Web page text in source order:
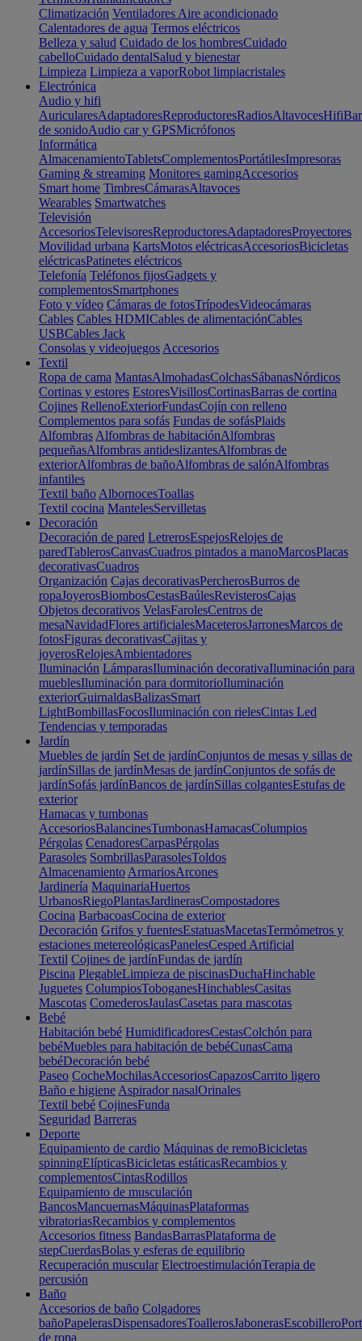
Climatización Ventiladores Aire acondicionado
Calentadores de agua Termos eléctricos
Belleza y salud Cuidado de los hombresCuidado
cabelloCuidado dentalSalud y bienestar
Limpieza Limpieza a vaporRobot limpiacristales
Electrónica
Audio y hifi
AuricularesAdaptadoresReproductoresRadiosAltavocesHifi
de sonidoAudio car y GPSMicrófonos
Informática
AlmacenamientoTabletsComplementosPortátilesImpresoras
Gaming & streaming Monitores gamingAccesorios
Smart home TimbresCámarasAltavoces
Wearables Smartwatches
Televisión
AccesoriosTelevisoresReproductoresAdaptadoresProyectores
Movilidad urbana KartsMotos eléctricasAccesoriosBicicletas
eléctricasPatinetes eléctricos
Telefonía Teléfonos fijosGadgets y
complementosSmartphones
Foto y vídeo Cámaras de fotosTrípodesVideocámaras
Cables Cables HDMICables de alimentaciónCables
USBCables Jack
Consolas y videojuegos Accesorios
Textil
Ropa de cama MantasAlmohadasColchasSábanasNórdicos
Cortinas y estores EstoresVisillosCortinasBarras de cortina
Cojines RellenoExteriorFundasCojín con relleno
Complementos para sofás Fundas de sofásPlaids
Alfombras Alfombras de habitaciónAlfombras
pequeñasAlfombras antideslizantesAlfombras de
exteriorAlfombras de bañoAlfombras de salónAlfombras
infantiles
Textil baño AlbornocesToallas
Textil cocina MantelesServilletas
Decoración
Decoración de pared LetrerosEspejosRelojes de
paredTablerosCanvasCuadros pintados a manoMarcosPlacas
decorativasCuadros
Organización Cajas decorativasPercherosBurros de
ropaJoyerosBiombosCestasBaúlesRevisterosCajas
Objetos decorativos VelasFarolesCentros de
mesaNavidadFlores artificialesMaceterosJarronesMarcos de
fotosFiguras decorativasCajitas y
joyerosRelojesAmbientadores
Iluminación LámparasIluminación decorativaIluminación para
mueblesIluminación para dormitorioIluminación
exteriorGuirnaldasBalizasSmart
LightBombillasFocosIluminación con rielesCintas Led
Tendencias y temporadas
Jardín
Muebles de jardín Set de jardínConjuntos de mesas y sillas de
jardínSillas de jardínMesas de jardínConjuntos de sofás de
jardínSofás jardínBancos de jardínSillas colgantesEstufas de
exterior
Hamacas y tumbonas
AccesoriosBalancinesTumbonasHamacasColumpios
Pérgolas CenadoresCarpasPérgolas
Parasoles SombrillasParasolesToldos
Almacenamiento ArmariosArcones
Jardinería MaquinariaHuertos
UrbanosRiegoPlantasJardinerasCompostadores
Cocina BarbacoasCocina de exterior
Decoración Grifos y fuentesEstatuasMacetasTermómetros y
estaciones metereológicasPanelesCesped Artificial
Textil Cojines de jardínFundas de jardín
Piscina PlegableLimpieza de piscinasDuchaHinchable
Juguetes ColumpiosToboganesHinchablesCasitas
Mascotas ComederosJaulasCasetas para mascotas
Bebé
Habitación bebé HumidificadoresCestasColchón para
bebéMuebles para habitación de bebéCunasCama
bebéDecoración bebé
Paseo CocheMochilasAccesoriosCapazosCarrito ligero
Baño e higiene Aspirador nasalOrinales
Textil bebé CojinesFunda
Seguridad Barreras
Deporte
Equipamiento de cardio Máquinas de remoBicicletas
spinningElípticasBicicletas estáticasRecambios y
complementosCintasRodillos
Equipamiento de musculación
BancosMancuernasMáquinasPlataformas
vibratoriasRecambios y complementos
Accesorios fitness BandasBarrasPlataforma de
stepCuerdasBolas y esferas de equilibrio
Recuperación muscular ElectroestimulaciónTerapia de
percusión
Baño
Accesorios de baño Colgadores
bañoPapelerasDispensadoresToallerosJabonerasEscobillero
de ropa